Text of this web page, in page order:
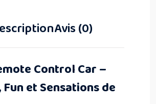
Avis (0)
Control Car –
et Sensations de